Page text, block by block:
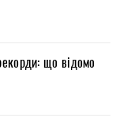
що відомо